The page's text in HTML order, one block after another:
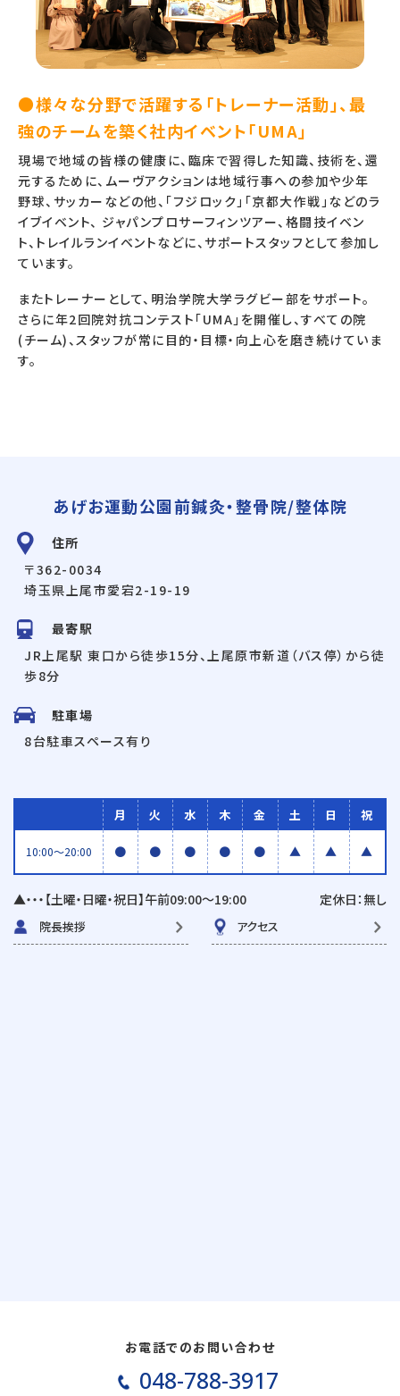
●様々な分野で活躍する「トレーナー活動」、最
強のチームを築く社内イベント「UMA」
現場で地域の皆様の健康に、臨床で習得した知識、技術を、還
元するために、ムーヴアクションは地域行事への参加や少年
野球、サッカーなどの他、「フジロック」「京都大作戦」などのラ
イブイベント、 ジャパンプロサーフィンツアー、格闘技イベン
ト、トレイルランイベントなどに、サポートスタッフとして参加し
ています。
またトレーナーとして、明治学院大学ラグビー部をサポート。
さらに年2回院対抗コンテスト「UMA」を開催し、すべての院
(チーム)、スタッフが常に目的・目標・向上心を磨き続けていま
す。
あげお運動公園前鍼灸・整骨院/整体院
住所
〒362-0034
埼玉県上尾市愛宕2-19-19
最寄駅
JR上尾駅 東口から徒歩15分、上尾原市新道（バス停）から徒
歩8分
駐車場
8台駐車スペース有り
月 火 水 木 金 土 日 祝
10:00〜20:00 ● ● ● ● ● ▲ ▲ ▲
▲・・・【土曜・日曜・祝日】午前09:00〜19:00 定休日：無し
院長挨拶 アクセス
お電話でのお問い合わせ
048-788-3917